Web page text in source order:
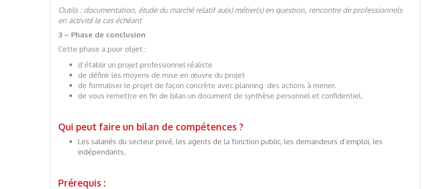
Outils : documentation, étude du marché relatif au(x) métier(s) en question, rencontre de professionnels
en activité le cas échéant
3 – Phase de conclusion
Cette phase a pour objet :
d’établir un projet professionnel réaliste
de définir les moyens de mise en œuvre du projet
de formaliser le projet de façon concrète avec planning des actions à mener.
de vous remettre en fin de bilan un document de synthèse personnel et confidentiel.
Qui peut faire un bilan de compétences ?
Les salariés du secteur privé, les agents de la fonction public, les demandeurs d’emploi, les
indépendants.
Prérequis :